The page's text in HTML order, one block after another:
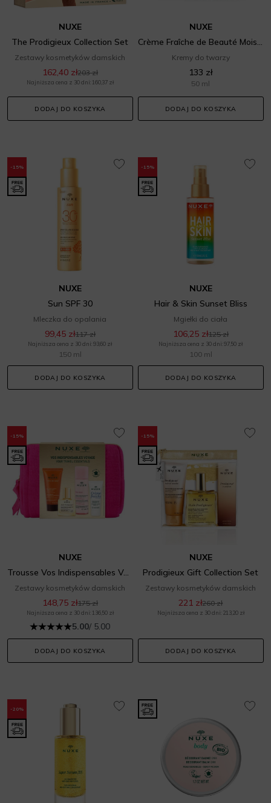
NUXE
The Prodigieux Collection Set
Zestawy kosmetyków damskich
162,40 zł203 zł
Najniższa cena z 30 dni: 160,37 zł
DODAJ DO KOSZYKA
NUXE
Crème Fraîche de Beauté Moisturising Plumping Cream
Kremy do twarzy
133 zł
50 ml
DODAJ DO KOSZYKA
-15%
NUXE
Sun SPF 30
Mleczka do opalania
99,45 zł117 zł
Najniższa cena z 30 dni: 93,60 zł
150 ml
DODAJ DO KOSZYKA
-15%
NUXE
Hair & Skin Sunset Bliss
Mgiełki do ciała
106,25 zł125 zł
Najniższa cena z 30 dni: 97,50 zł
100 ml
DODAJ DO KOSZYKA
-15%
NUXE
Trousse Vos Indispensables Voyage Travel Set
Zestawy kosmetyków damskich
148,75 zł175 zł
Najniższa cena z 30 dni: 136,50 zł
5.00/ 5.00
DODAJ DO KOSZYKA
-15%
NUXE
Prodigieux Gift Collection Set
Zestawy kosmetyków damskich
221 zł260 zł
Najniższa cena z 30 dni: 213,20 zł
DODAJ DO KOSZYKA
-20%